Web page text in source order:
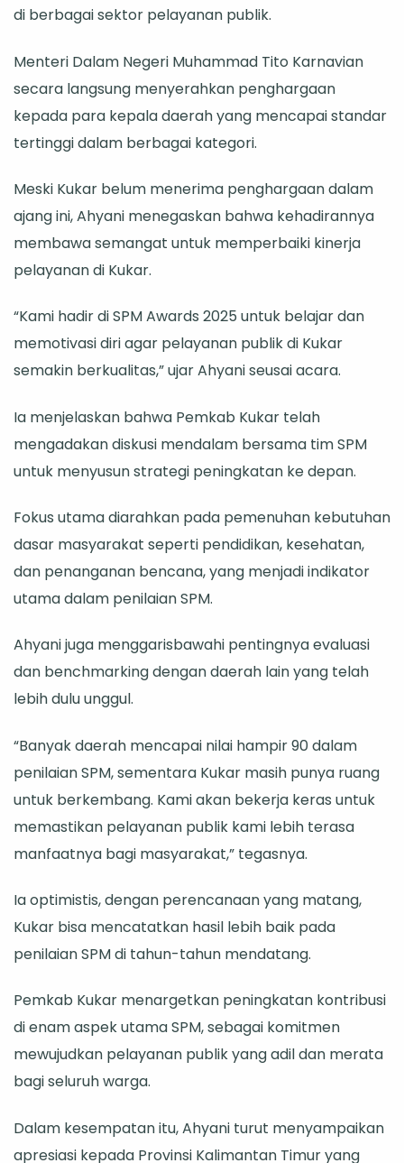
di berbagai sektor pelayanan publik.
Menteri Dalam Negeri Muhammad Tito Karnavian
secara langsung menyerahkan penghargaan
kepada para kepala daerah yang mencapai standar
tertinggi dalam berbagai kategori.
Meski Kukar belum menerima penghargaan dalam
ajang ini, Ahyani menegaskan bahwa kehadirannya
membawa semangat untuk memperbaiki kinerja
pelayanan di Kukar.
“Kami hadir di SPM Awards 2025 untuk belajar dan
memotivasi diri agar pelayanan publik di Kukar
semakin berkualitas,” ujar Ahyani seusai acara.
Ia menjelaskan bahwa Pemkab Kukar telah
mengadakan diskusi mendalam bersama tim SPM
untuk menyusun strategi peningkatan ke depan.
Fokus utama diarahkan pada pemenuhan kebutuhan
dasar masyarakat seperti pendidikan, kesehatan,
dan penanganan bencana, yang menjadi indikator
utama dalam penilaian SPM.
Ahyani juga menggarisbawahi pentingnya evaluasi
dan benchmarking dengan daerah lain yang telah
lebih dulu unggul.
“Banyak daerah mencapai nilai hampir 90 dalam
penilaian SPM, sementara Kukar masih punya ruang
untuk berkembang. Kami akan bekerja keras untuk
memastikan pelayanan publik kami lebih terasa
manfaatnya bagi masyarakat,” tegasnya.
Ia optimistis, dengan perencanaan yang matang,
Kukar bisa mencatatkan hasil lebih baik pada
penilaian SPM di tahun-tahun mendatang.
Pemkab Kukar menargetkan peningkatan kontribusi
di enam aspek utama SPM, sebagai komitmen
mewujudkan pelayanan publik yang adil dan merata
bagi seluruh warga.
Dalam kesempatan itu, Ahyani turut menyampaikan
apresiasi kepada Provinsi Kalimantan Timur yang